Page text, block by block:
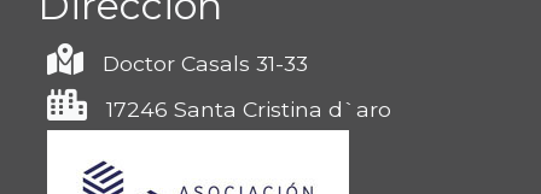
Doctor Casals 31-33
17246 Santa Cristina d`aro